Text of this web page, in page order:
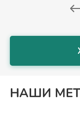
НАШИ